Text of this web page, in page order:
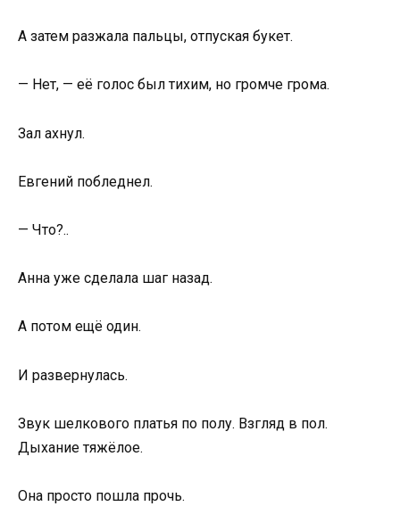
А затем разжала пальцы, отпуская букет.
— Нет, — её голос был тихим, но громче грома.
Зал ахнул.
Евгений побледнел.
— Что?..
Анна уже сделала шаг назад.
А потом ещё один.
И развернулась.
Звук шелкового платья по полу. Взгляд в пол.
Дыхание тяжёлое.
Она просто пошла прочь.